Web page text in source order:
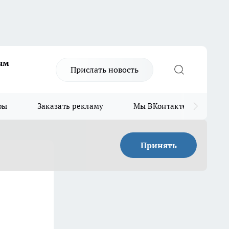
Прислать новость
Заказать рекламу Мы ВКонтакте
Принять